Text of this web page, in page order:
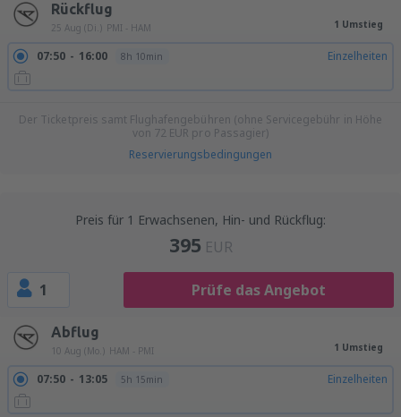
Rückflug
25 Aug (Di.) PMI - HAM 1 Umstieg
07:50 16:00 8h 10min Einzelheiten
Der Ticketpreis samt Flughafengebühren (ohne Servicegebühr in Höhe
von 72 EUR pro Passagier)
Reservierungsbedingungen
Preis für 1 Erwachsenen, Hin- und Rückflug:
395 EUR
1 Prüfe das Angebot
Abflug
10 Aug (Mo.) HAM - PMI 1 Umstieg
07:50 13:05 5h 15min Einzelheiten